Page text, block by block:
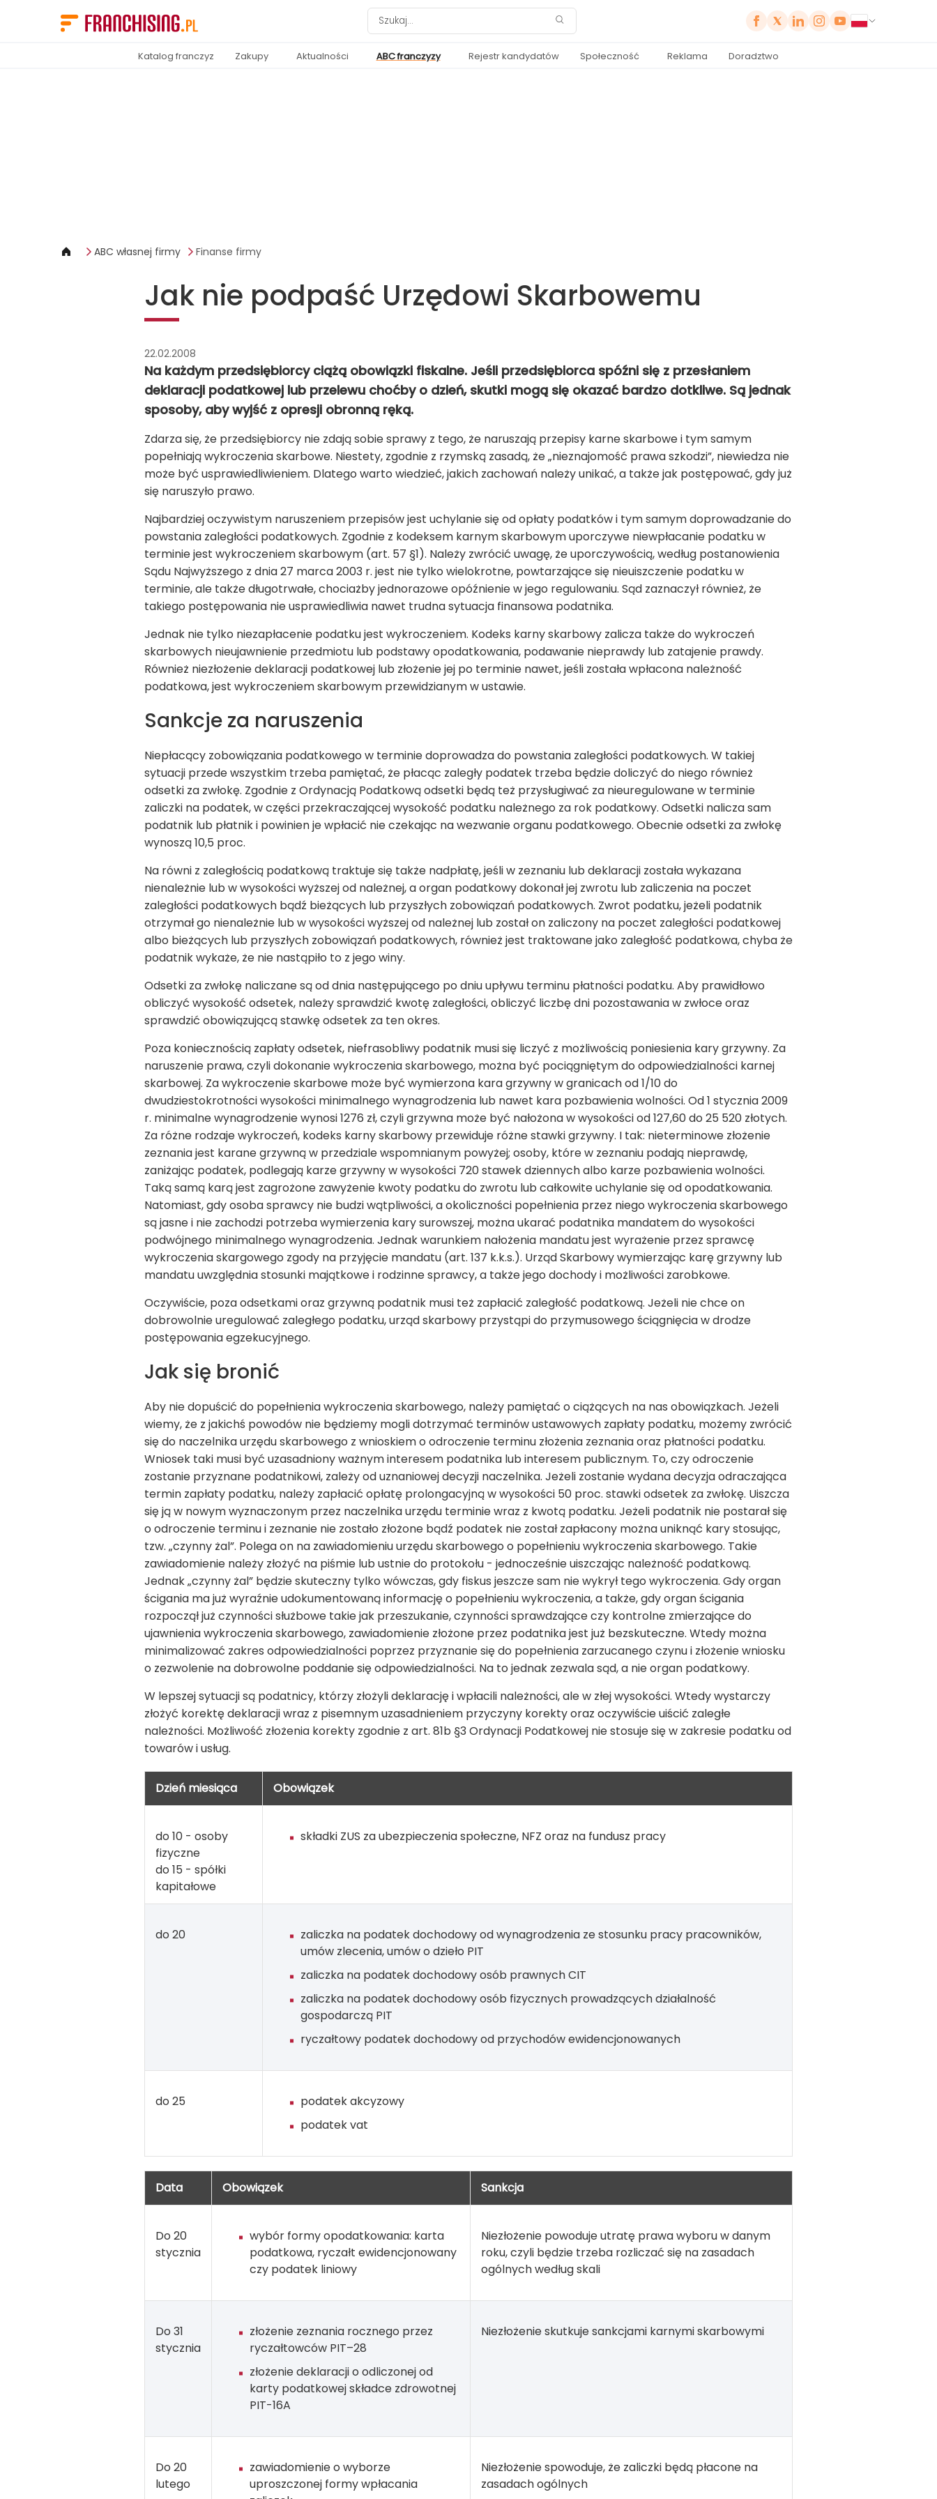
Katalog franczyz Zakupy Aktualności ABC franczyzy Rejestr kandydatów Społeczność Reklama Doradztwo
ABC własnej firmy Finanse firmy
Jak nie podpaść Urzędowi Skarbowemu
22.02.2008
Na każdym przedsiębiorcy ciążą obowiązki fiskalne. Jeśli przedsiębiorca spóźni się z przesłaniem
deklaracji podatkowej lub przelewu choćby o dzień, skutki mogą się okazać bardzo dotkliwe. Są jednak
sposoby, aby wyjść z opresji obronną ręką.
Zdarza się, że przedsiębiorcy nie zdają sobie sprawy z tego, że naruszają przepisy karne skarbowe i tym samym
popełniają wykroczenia skarbowe. Niestety, zgodnie z rzymską zasadą, że „nieznajomość prawa szkodzi”, niewiedza nie
może być usprawiedliwieniem. Dlatego warto wiedzieć, jakich zachowań należy unikać, a także jak postępować, gdy już
się naruszyło prawo.
Najbardziej oczywistym naruszeniem przepisów jest uchylanie się od opłaty podatków i tym samym doprowadzanie do
powstania zaległości podatkowych. Zgodnie z kodeksem karnym skarbowym uporczywe niewpłacanie podatku w
terminie jest wykroczeniem skarbowym (art. 57 §1). Należy zwrócić uwagę, że uporczywością, według postanowienia
Sądu Najwyższego z dnia 27 marca 2003 r. jest nie tylko wielokrotne, powtarzające się nieuiszczenie podatku w
terminie, ale także długotrwałe, chociażby jednorazowe opóźnienie w jego regulowaniu. Sąd zaznaczył również, że
takiego postępowania nie usprawiedliwia nawet trudna sytuacja finansowa podatnika.
Jednak nie tylko niezapłacenie podatku jest wykroczeniem. Kodeks karny skarbowy zalicza także do wykroczeń
skarbowych nieujawnienie przedmiotu lub podstawy opodatkowania, podawanie nieprawdy lub zatajenie prawdy.
Również niezłożenie deklaracji podatkowej lub złożenie jej po terminie nawet, jeśli została wpłacona należność
podatkowa, jest wykroczeniem skarbowym przewidzianym w ustawie.
Sankcje za naruszenia
Niepłacący zobowiązania podatkowego w terminie doprowadza do powstania zaległości podatkowych. W takiej
sytuacji przede wszystkim trzeba pamiętać, że płacąc zaległy podatek trzeba będzie doliczyć do niego również
odsetki za zwłokę. Zgodnie z Ordynacją Podatkową odsetki będą też przysługiwać za nieuregulowane w terminie
zaliczki na podatek, w części przekraczającej wysokość podatku należnego za rok podatkowy. Odsetki nalicza sam
podatnik lub płatnik i powinien je wpłacić nie czekając na wezwanie organu podatkowego. Obecnie odsetki za zwłokę
wynoszą 10,5 proc.
Na równi z zaległością podatkową traktuje się także nadpłatę, jeśli w zeznaniu lub deklaracji została wykazana
nienależnie lub w wysokości wyższej od należnej, a organ podatkowy dokonał jej zwrotu lub zaliczenia na poczet
zaległości podatkowych bądź bieżących lub przyszłych zobowiązań podatkowych. Zwrot podatku, jeżeli podatnik
otrzymał go nienależnie lub w wysokości wyższej od należnej lub został on zaliczony na poczet zaległości podatkowej
albo bieżących lub przyszłych zobowiązań podatkowych, również jest traktowane jako zaległość podatkowa, chyba że
podatnik wykaże, że nie nastąpiło to z jego winy.
Odsetki za zwłokę naliczane są od dnia następującego po dniu upływu terminu płatności podatku. Aby prawidłowo
obliczyć wysokość odsetek, należy sprawdzić kwotę zaległości, obliczyć liczbę dni pozostawania w zwłoce oraz
sprawdzić obowiązującą stawkę odsetek za ten okres.
Poza koniecznością zapłaty odsetek, niefrasobliwy podatnik musi się liczyć z możliwością poniesienia kary grzywny. Za
naruszenie prawa, czyli dokonanie wykroczenia skarbowego, można być pociągniętym do odpowiedzialności karnej
skarbowej. Za wykroczenie skarbowe może być wymierzona kara grzywny w granicach od 1/10 do
dwudziestokrotności wysokości minimalnego wynagrodzenia lub nawet kara pozbawienia wolności. Od 1 stycznia 2009
r. minimalne wynagrodzenie wynosi 1276 zł, czyli grzywna może być nałożona w wysokości od 127,60 do 25 520 złotych.
Za różne rodzaje wykroczeń, kodeks karny skarbowy przewiduje różne stawki grzywny. I tak: nieterminowe złożenie
zeznania jest karane grzywną w przedziale wspomnianym powyżej; osoby, które w zeznaniu podają nieprawdę,
zaniżając podatek, podlegają karze grzywny w wysokości 720 stawek dziennych albo karze pozbawienia wolności.
Taką samą karą jest zagrożone zawyżenie kwoty podatku do zwrotu lub całkowite uchylanie się od opodatkowania.
Natomiast, gdy osoba sprawcy nie budzi wątpliwości, a okoliczności popełnienia przez niego wykroczenia skarbowego
są jasne i nie zachodzi potrzeba wymierzenia kary surowszej, można ukarać podatnika mandatem do wysokości
podwójnego minimalnego wynagrodzenia. Jednak warunkiem nałożenia mandatu jest wyrażenie przez sprawcę
wykroczenia skargowego zgody na przyjęcie mandatu (art. 137 k.k.s.). Urząd Skarbowy wymierzając karę grzywny lub
mandatu uwzględnia stosunki majątkowe i rodzinne sprawcy, a także jego dochody i możliwości zarobkowe.
Oczywiście, poza odsetkami oraz grzywną podatnik musi też zapłacić zaległość podatkową. Jeżeli nie chce on
dobrowolnie uregulować zaległego podatku, urząd skarbowy przystąpi do przymusowego ściągnięcia w drodze
postępowania egzekucyjnego.
Jak się bronić
Aby nie dopuścić do popełnienia wykroczenia skarbowego, należy pamiętać o ciążących na nas obowiązkach. Jeżeli
wiemy, że z jakichś powodów nie będziemy mogli dotrzymać terminów ustawowych zapłaty podatku, możemy zwrócić
się do naczelnika urzędu skarbowego z wnioskiem o odroczenie terminu złożenia zeznania oraz płatności podatku.
Wniosek taki musi być uzasadniony ważnym interesem podatnika lub interesem publicznym. To, czy odroczenie
zostanie przyznane podatnikowi, zależy od uznaniowej decyzji naczelnika. Jeżeli zostanie wydana decyzja odraczająca
termin zapłaty podatku, należy zapłacić opłatę prolongacyjną w wysokości 50 proc. stawki odsetek za zwłokę. Uiszcza
się ją w nowym wyznaczonym przez naczelnika urzędu terminie wraz z kwotą podatku. Jeżeli podatnik nie postarał się
o odroczenie terminu i zeznanie nie zostało złożone bądź podatek nie został zapłacony można uniknąć kary stosując,
tzw. „czynny żal”. Polega on na zawiadomieniu urzędu skarbowego o popełnieniu wykroczenia skarbowego. Takie
zawiadomienie należy złożyć na piśmie lub ustnie do protokołu - jednocześnie uiszczając należność podatkową.
Jednak „czynny żal” będzie skuteczny tylko wówczas, gdy fiskus jeszcze sam nie wykrył tego wykroczenia. Gdy organ
ścigania ma już wyraźnie udokumentowaną informację o popełnieniu wykroczenia, a także, gdy organ ścigania
rozpoczął już czynności służbowe takie jak przeszukanie, czynności sprawdzające czy kontrolne zmierzające do
ujawnienia wykroczenia skarbowego, zawiadomienie złożone przez podatnika jest już bezskuteczne. Wtedy można
minimalizować zakres odpowiedzialności poprzez przyznanie się do popełnienia zarzucanego czynu i złożenie wniosku
o zezwolenie na dobrowolne poddanie się odpowiedzialności. Na to jednak zezwala sąd, a nie organ podatkowy.
W lepszej sytuacji są podatnicy, którzy złożyli deklarację i wpłacili należności, ale w złej wysokości. Wtedy wystarczy
złożyć korektę deklaracji wraz z pisemnym uzasadnieniem przyczyny korekty oraz oczywiście uiścić zaległe
należności. Możliwość złożenia korekty zgodnie z art. 81b §3 Ordynacji Podatkowej nie stosuje się w zakresie podatku od
towarów i usług.
Dzień miesiąca Obowiązek
do 10 - osoby
fizyczne
do 15 - spółki
kapitałowe
składki ZUS za ubezpieczenia społeczne, NFZ oraz na fundusz pracy
do 20
zaliczka na podatek dochodowy od wynagrodzenia ze stosunku pracy pracowników,
umów zlecenia, umów o dzieło PIT
zaliczka na podatek dochodowy osób prawnych CIT
zaliczka na podatek dochodowy osób fizycznych prowadzących działalność
gospodarczą PIT
ryczałtowy podatek dochodowy od przychodów ewidencjonowanych
do 25
podatek akcyzowy
podatek vat
Data Obowiązek Sankcja
Do 20
stycznia
wybór formy opodatkowania: karta
podatkowa, ryczałt ewidencjonowany
czy podatek liniowy
Niezłożenie powoduje utratę prawa wyboru w danym
roku, czyli będzie trzeba rozliczać się na zasadach
ogólnych według skali
Do 31
stycznia
złożenie zeznania rocznego przez
ryczałtowców PIT–28
złożenie deklaracji o odliczonej od
karty podatkowej składce zdrowotnej
PIT-16A
Niezłożenie skutkuje sankcjami karnymi skarbowymi
Do 20
lutego
zawiadomienie o wyborze
uproszczonej formy wpłacania
Niezłożenie spowoduje, że zaliczki będą płacone na
zasadach ogólnych